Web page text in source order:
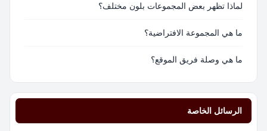
لماذا تظهر بعض المجموعات بلون مختلف؟
ما هي المجموعة الافتراضية؟
ما هي وصلة فريق الموقع؟
الرسائل الخاصة